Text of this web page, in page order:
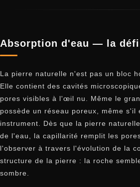
Absorption d'eau — la
La pierre naturelle n'est pas un bloc
Elle contient des cavités
pores visibles à l'œil nu. Même le
possède un réseau poreux, même s'il
instrument. Dès que la pierre
de l'eau, la capillarité remplit les
l'observer à travers l'évolution de la
structure de la pierre : la roche
sombre.